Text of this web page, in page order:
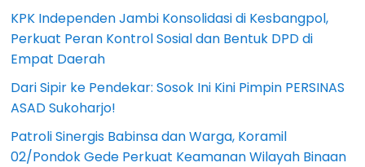
KPK Independen Jambi Konsolidasi di Kesbangpol,
Perkuat Peran Kontrol Sosial dan Bentuk DPD di
Empat Daerah
Dari Sipir ke Pendekar: Sosok Ini Kini Pimpin PERSINAS
ASAD Sukoharjo!
Patroli Sinergis Babinsa dan Warga, Koramil
02/Pondok Gede Perkuat Keamanan Wilayah Binaan